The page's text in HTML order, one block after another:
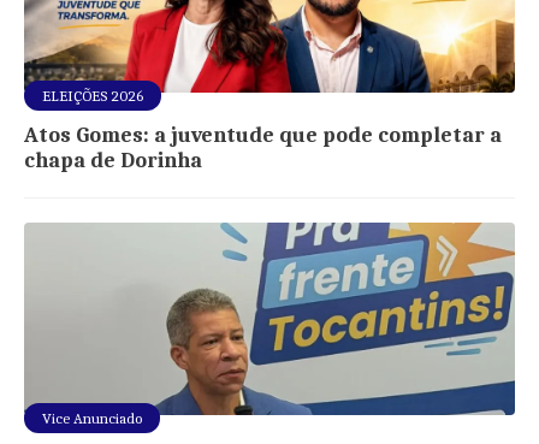
ELEIÇÕES 2026
Atos Gomes: a juventude que pode completar a
chapa de Dorinha
Vice Anunciado